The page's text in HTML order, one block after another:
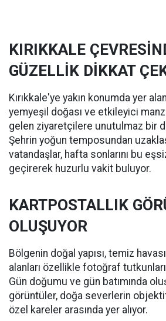
KIRIKKALE
GÜZELLİK DİKKAT
Kırıkkale'ye yakın konumda yer
yemyeşil doğası ve etkileyici
gelen ziyaretçilere unutulmaz bir
Şehrin yoğun temposundan
vatandaşlar, hafta sonlarını bu
geçirerek huzurlu vakit buluyor.
KARTPOSTALLIK
OLUŞUYOR
Bölgenin doğal yapısı, temiz
alanları özellikle fotoğraf
Gün doğumu ve gün batımında
görüntüler, doğa severlerin
özel kareler arasında yer alıyor.